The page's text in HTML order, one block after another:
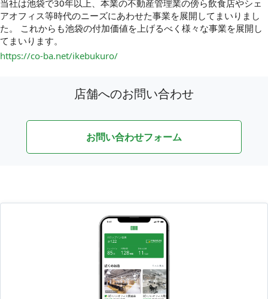
当社は池袋で30年以上、本業の不動産管理業の傍ら飲食店やシェ
アオフィス等時代のニーズにあわせた事業を展開してまいりまし
た。 これからも池袋の付加価値を上げるべく様々な事業を展開し
てまいります。
https://co-ba.net/ikebukuro/
店舗へのお問い合わせ
お問い合わせフォーム